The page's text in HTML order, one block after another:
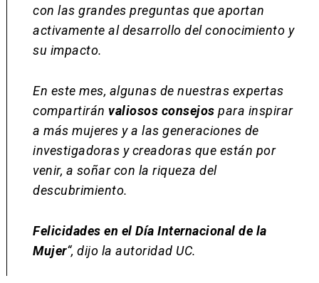
con las grandes preguntas que aportan
activamente al desarrollo del conocimiento y
su impacto.
En este mes, algunas de nuestras expertas
compartiránvaliosos consejos para inspirar
a más mujeres y a las generaciones de
investigadoras y creadoras que están por
venir, a soñar con la riqueza del
descubrimiento.
Felicidades en el Día Internacional de la
Mujer“, dijo la autoridad UC.